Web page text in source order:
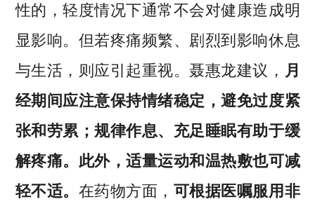
性的，轻度情况下通常不会对健康造成明
显影响。但若疼痛频繁、剧烈到影响休息
与生活，则应引起重视。聂惠龙建议， 月
经期间应注意保持情绪稳定，避免过度紧
张和劳累；规律作息、充足睡眠有助于缓
解疼痛。此外，适量运动和温热敷也可减
轻不适。 在药物方面， 可根据医嘱服用非